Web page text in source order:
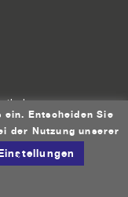
IMPRESSUM
ein. Entscheiden Sie
der Nutzung unserer